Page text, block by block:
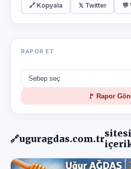
🔗 Kopyala 𝕏 Twitter 💬
RAPOR ET
🚩 Rapor
🔗uguragdas.com.tr